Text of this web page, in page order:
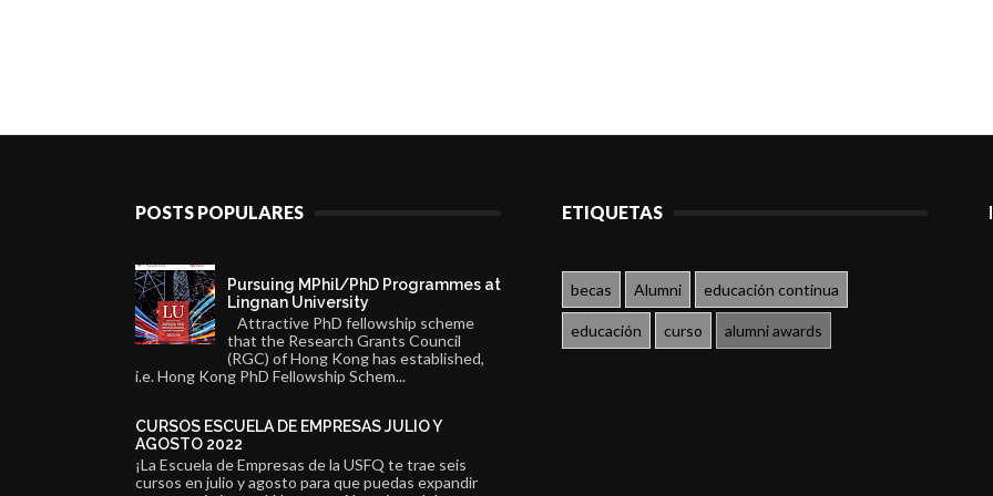
POSTS POPULARES
Pursuing MPhil/PhD Programmes at
Lingnan University
Attractive PhD fellowship scheme
that the Research Grants Council
(RGC) of Hong Kong has established,
i.e. Hong Kong PhD Fellowship Schem...
CURSOS ESCUELA DE EMPRESAS JULIO Y
AGOSTO 2022
¡La Escuela de Empresas de la USFQ te trae seis
cursos en julio y agosto para que puedas expandir
ETIQUETAS
becas Alumni educación continua
educación curso alumni awards